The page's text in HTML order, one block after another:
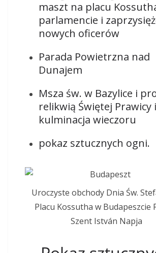
maszt na placu
parlamencie i
nowych oficerów
Parada Powietrzna nad
Dunajem
Msza św. w Bazylice i
relikwią Świętej Prawicy
kulminacja wieczoru
pokaz sztucznych ogni.
Uroczyste obchody Dnia Św.
Placu Kossutha w Budapeszcie
Szent István Napja